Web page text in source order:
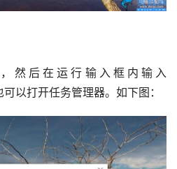
然后在运行输入框内输入
以打开任务管理器。如下图：